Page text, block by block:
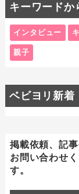
キーワードか
インタビュー
親子
ベビヨリ新着
掲載依頼、記
お問い合わせ
す。